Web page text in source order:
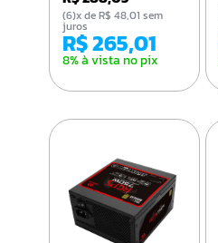
R$ 265,01
8% à vista no pix
(6)x de R$ 48,01 sem
juros